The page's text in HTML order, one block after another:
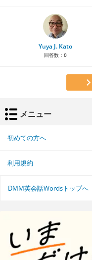
Yuya J. Kato
回答数： 0
メニュー
初めての方へ
利用規約
DMM英会話Wordsトップへ